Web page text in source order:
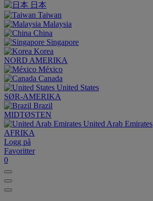
日本
Taiwan
Malaysia
China
Singapore
Korea
NORD AMERIKA
México
Canada
United States
SØR-AMERIKA
Brazil
MIDTØSTEN
United Arab Emirates
AFRIKA
Logg på
Favoritter
0